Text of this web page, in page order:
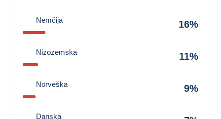
Nemčija 16%
Nizozemska 11%
Norveška 9%
Danska